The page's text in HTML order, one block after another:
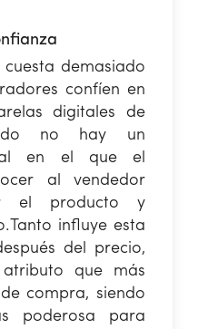
cuesta demasiado
confíen en
digitales de
no hay un
en el que el
al vendedor
el producto y
Tanto influye esta
del precio,
que más
compra, siendo
poderosa para